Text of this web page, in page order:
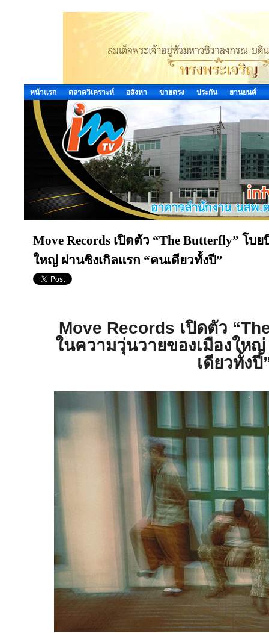
หน้าแรก ตลาดวิเคราะห์ อสังหา ขายตรง ประกัน ยานยนต์
Move Records เปิดตัว “The Butterfly” โบ
ใหญ่ ผ่านซิงเกิลแรก “คนเดียวทั้งปี”
Move Records เปิดตัว
ในความวุ่นวายของเมืองให
เดียวทั้งปี